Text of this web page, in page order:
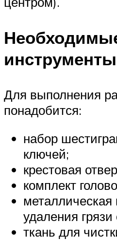
инструменты
Для выполнения
понадобится:
набор
ключей;
крестовая
комплект
удаления грязи
ткань для